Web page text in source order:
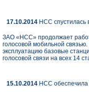
17.10.2014 НСС спустилась
ЗАО «НСС» продолжает
голосовой мобильной
эксплуатацию базовые
голосовой связи на всех 14
15.10.2014 НСС